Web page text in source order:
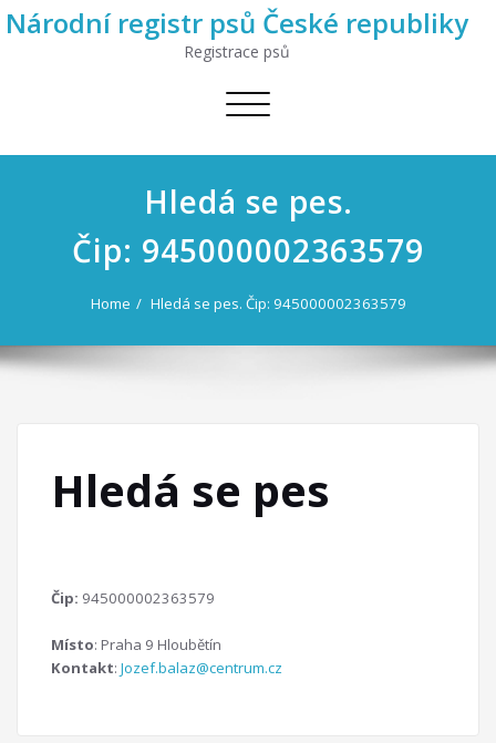
Národní registr psů České republiky
Registrace psů
Toggle
Hledá se pes.
Čip: 945000002363579
Home Hledá se pes. Čip: 945000002363579
Hledá se pes
Čip: 945000002363579
Místo: Praha 9 Hloubětín
Kontakt: Jozef.balaz@centrum.cz